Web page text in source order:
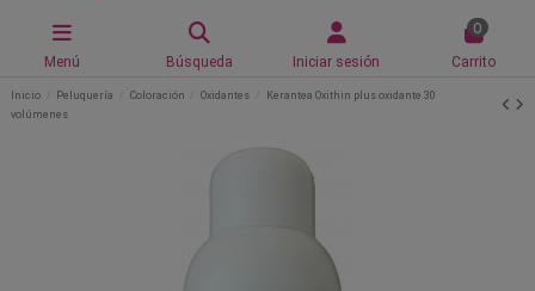
Menú Búsqueda Iniciar sesión
0
Carrito
Inicio Peluquería Coloración Oxidantes
Kerantea Oxithin plus oxidante 30
volúmenes